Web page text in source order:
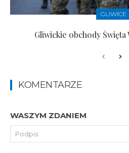
GLIWICE
Gliwickie obchody
KOMENTARZE
WASZYM ZDANIEM